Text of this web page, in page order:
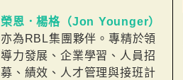
榮恩．楊格（Jon Younger）
亦為RBL集團夥伴。專精於領
導力發展、企業學習、人員招
募、績效、人才管理與接班計